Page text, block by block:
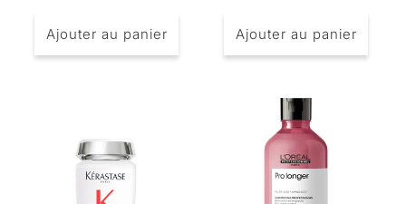
Ajouter au panier Ajouter au panier